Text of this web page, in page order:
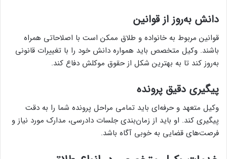
دانش به‌روز از قوانین
قوانین مربوط به خانواده و طلاق ممکن است با اصلاحاتی همراه
باشند. وکیل متخصص باید همواره دانش خود را با تغییرات قانونی
به‌روز کند تا به بهترین شکل از حقوق موکلش دفاع کند.
پیگیری دقیق پرونده
وکیل متعهد و حرفه‌ای باید تمامی مراحل پرونده شما را به دقت
پیگیری کند. او باید از زمان‌بندی جلسات دادرسی، مدارک مورد نیاز و
فرصت‌های قضایی به خوبی آگاه باشد.